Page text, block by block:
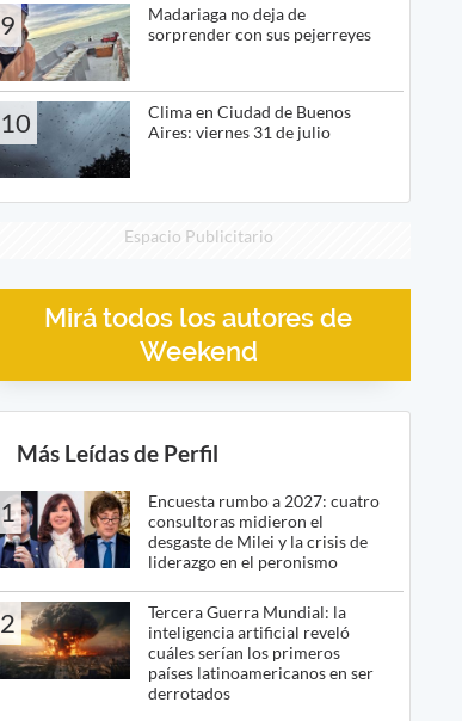
9
Madariaga no deja de
sorprender con sus pejerreyes
10
Clima en Ciudad de Buenos
Aires: viernes 31 de julio
Espacio Publicitario
Mirá todos los autores de
Weekend
Más Leídas de Perfil
1
Encuesta rumbo a 2027: cuatro
consultoras midieron el
desgaste de Milei y la crisis de
liderazgo en el peronismo
2
Tercera Guerra Mundial: la
inteligencia artificial reveló
cuáles serían los primeros
países latinoamericanos en ser
derrotados